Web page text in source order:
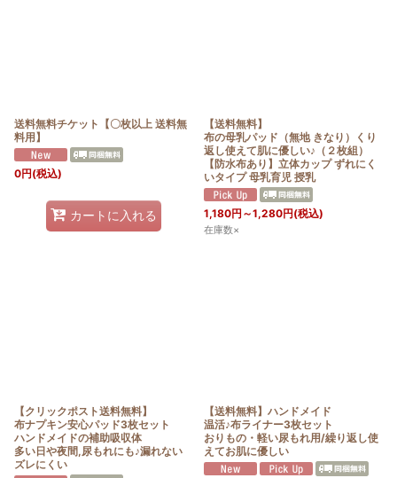
送料無料チケット【〇枚以上 送料無
料用】
0円(税込)
カートに入れる
【送料無料】
布の母乳パッド（無地 きなり）くり
返し使えて肌に優しい♪（２枚組）
【防水布あり】立体カップ ずれにく
いタイプ 母乳育児 授乳
1,180円 ～1,280円(税込)
在庫数×
【クリックポスト送料無料】
布ナプキン安心パッド3枚セット
ハンドメイドの補助吸収体
多い日や夜間,尿もれにも♪漏れない
ズレにくい
【送料無料】ハンドメイド
温活♪布ライナー3枚セット
おりもの・軽い尿もれ用/繰り返し使
えてお肌に優しい